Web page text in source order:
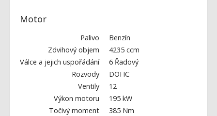
Motor
Palivo
Benzín
Zdvihový objem
4235 ccm
Válce a jejich uspořádání
6 Řadový
Rozvody
DOHC
Ventily
12
Výkon motoru
195 kW
Točivý moment
385 Nm